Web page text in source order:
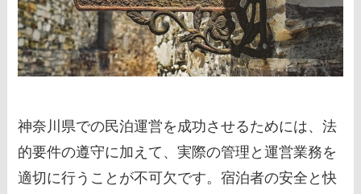
神奈川県での民泊運営を成功させるためには、法
的要件の遵守に加えて、実際の管理と運営業務を
適切に行うことが不可欠です。宿泊者の安全と快